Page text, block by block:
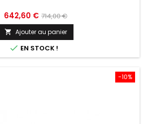
Prix
642,60 € Prix
de
base
714,00 €
 Ajouter au panier
 EN STOCK !
-10%